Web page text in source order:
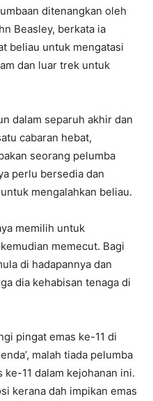
ditenangkan oleh
Beasley, berkata ia
beliau untuk mengatasi
dan luar trek untuk
dalam separuh akhir dan
cabaran hebat,
seorang pelumba
perlu bersedia dan
mengalahkan beliau.
memilih untuk
memecut. Bagi
di hadapannya dan
dia kehabisan tenaga di
pingat emas ke-11 di
malah tiada pelumba
11 dalam kejohanan ini.
kerana dah impikan emas